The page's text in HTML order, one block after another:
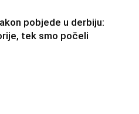
pobjede u derbiju:
tek smo počeli